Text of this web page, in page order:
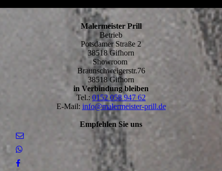
Malermeister Prill
Betrieb
Potsdamer Straße 2
38518 Gifhorn
Showroom
Braunschweigerstr.76
38518 Gifhorn
in Verbindung bleiben
Tel.: 0152 058 947 62
E-Mail: info@malermeister-prill.de
Empfehlen Sie uns